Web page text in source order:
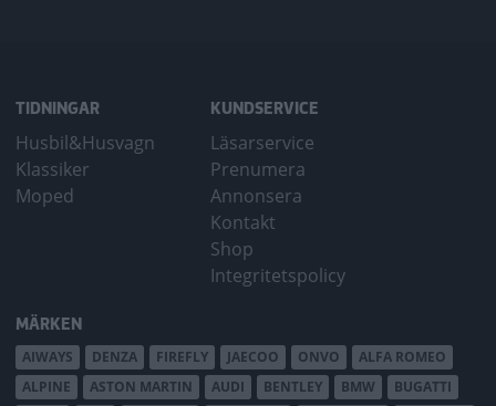
TIDNINGAR
Husbil&Husvagn
Klassiker
Moped
KUNDSERVICE
Läsarservice
Prenumera
Annonsera
Kontakt
Shop
Integritetspolicy
MÄRKEN
AIWAYS DENZA FIREFLY JAECOO ONVO
ALFA ROMEO
ALPINE
ASTON MARTIN AUDI BENTLEY BMW
BUGATTI